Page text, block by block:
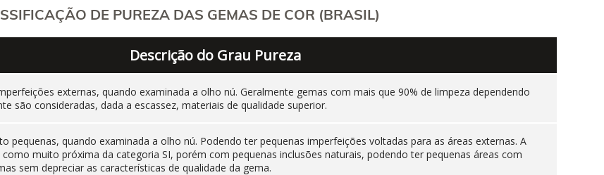
DE PUREZA DAS GEMAS DE COR (BRASIL)
Descrição do Grau Pureza
externas, quando examinada a olho nú. Geralmente gemas com mais que 90% de limpeza dependendo
são consideradas, dada a escassez, materiais de qualidade superior.
pequenas, quando examinada a olho nú. Podendo ter pequenas imperfeições voltadas para as áreas externas. A
muito próxima da categoria SI, porém com pequenas inclusões naturais, podendo ter pequenas áreas com
sem depreciar as características de qualidade da gema.